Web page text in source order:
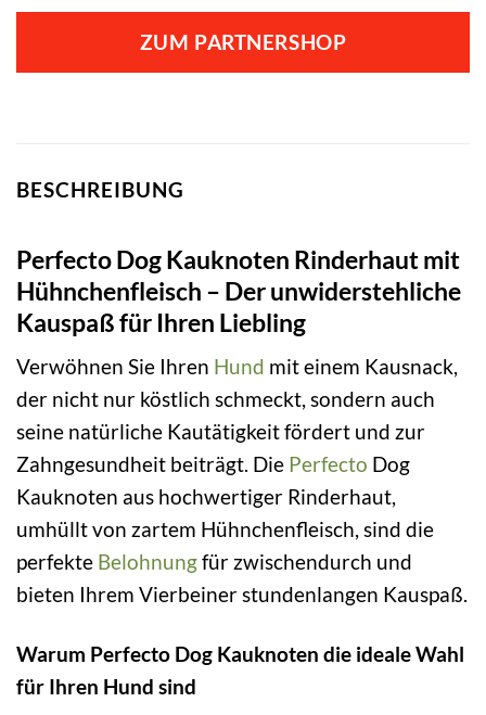
ZUM PARTNERSHOP
BESCHREIBUNG
Perfecto Dog Kauknoten Rinderhaut mit
Hühnchenfleisch – Der unwiderstehliche
Kauspaß für Ihren Liebling
Verwöhnen Sie Ihren Hund mit einem Kausnack,
der nicht nur köstlich schmeckt, sondern auch
seine natürliche Kautätigkeit fördert und zur
Zahngesundheit beiträgt. Die Perfecto Dog
Kauknoten aus hochwertiger Rinderhaut,
umhüllt von zartem Hühnchenfleisch, sind die
perfekte Belohnungfür zwischendurch und
bieten Ihrem Vierbeiner stundenlangen Kauspaß.
Warum Perfecto Dog Kauknoten die ideale Wahl
für Ihren Hund sind